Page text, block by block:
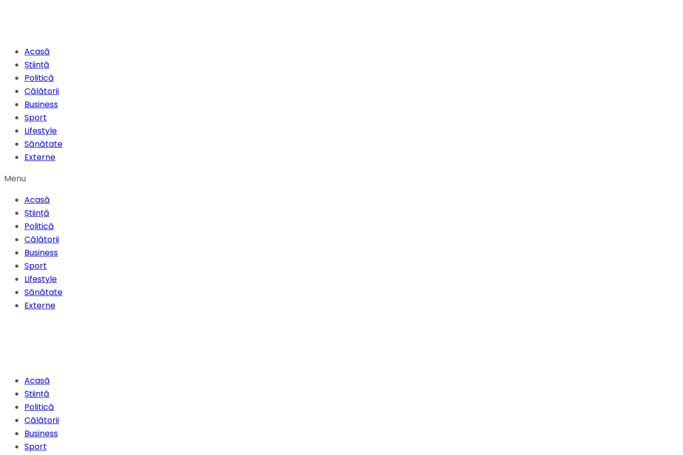
Acasă
Știință
Politică
Călătorii
Business
Sport
Lifestyle
Sănătate
Externe
Menu
Acasă
Știință
Politică
Călătorii
Business
Sport
Lifestyle
Sănătate
Externe
Acasă
Știință
Politică
Călătorii
Business
Sport